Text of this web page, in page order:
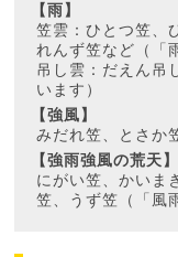
【雨】
笠雲：ひとつ笠、
れんず笠など（「
吊し雲：だえん吊
います）
【強風】
みだれ笠、とさか
【強雨強風の荒天】
にがい笠、かいま
笠、うず笠（「風